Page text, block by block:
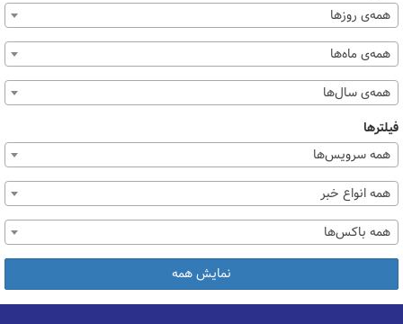
همه‌ی روزها
همه‌ی ماه‌ها
همه‌ی سال‌ها
فیلترها
همه سرویس‌ها
همه انواع خبر
همه باکس‌ها
نمایش همه